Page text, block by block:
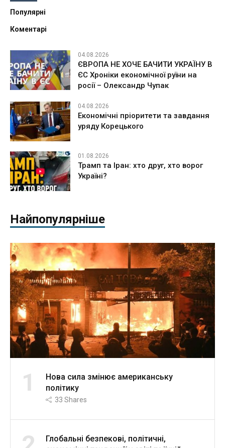
Популярні
Коментарі
04.08.2026
ЄВРОПА НЕ ХОЧЕ БАЧИТИ УКРАЇНУ В
ЄС Хроніки економічної руїни на
росії – Олександр Чупак
04.08.2026
Економічні пріоритети та завдання
уряду Корецького
01.08.2026
Трамп та Іран: хто друг, хто ворог
Україні?
Найпопулярніше
1
Нова сила змінює американську
політику
33 Shares
Глобальні безпекові, політичні,